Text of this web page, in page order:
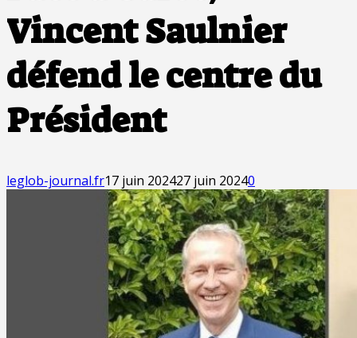
Vincent Saulnier
défend le centre du
Président
leglob-journal.fr17 juin 202427 juin 20240